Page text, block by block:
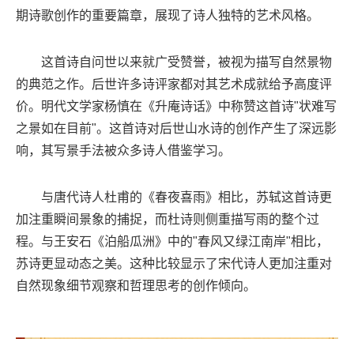
期诗歌创作的重要篇章，展现了诗人独特的艺术风格。
这首诗自问世以来就广受赞誉，被视为描写自然景物
的典范之作。后世许多诗评家都对其艺术成就给予高度评
价。明代文学家杨慎在《升庵诗话》中称赞这首诗"状难写
之景如在目前"。这首诗对后世山水诗的创作产生了深远影
响，其写景手法被众多诗人借鉴学习。
与唐代诗人杜甫的《春夜喜雨》相比，苏轼这首诗更
加注重瞬间景象的捕捉，而杜诗则侧重描写雨的整个过
程。与王安石《泊船瓜洲》中的"春风又绿江南岸"相比，
苏诗更显动态之美。这种比较显示了宋代诗人更加注重对
自然现象细节观察和哲理思考的创作倾向。